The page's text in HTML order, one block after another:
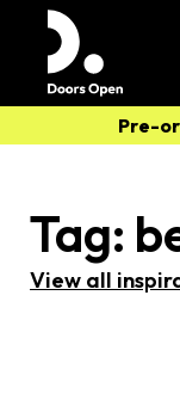
Pre-
Tag:
View all i